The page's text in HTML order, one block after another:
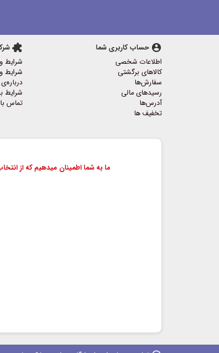
account_circle حساب کاربری شما
اطلاعات شخصی
کالاهای برگشتی
سفارش‌ها
رسیدهای مالی
آدرس‌ها
تخفیف ها
extension
شرایط
شرایط
شرایط
تماس
ما به شما اطمینان میدهیم که از